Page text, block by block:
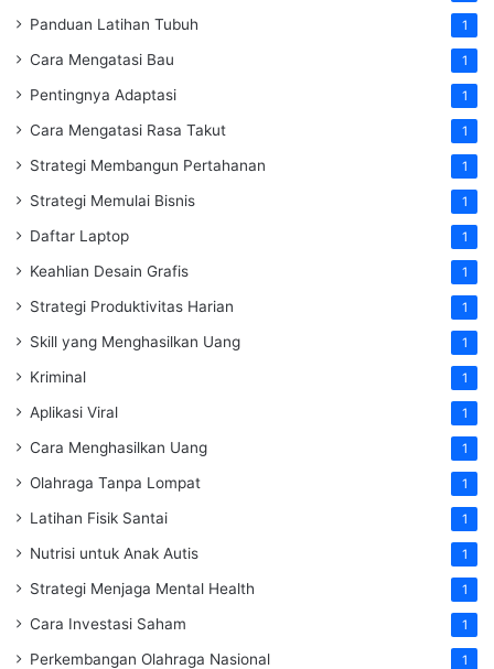
Panduan Latihan Tubuh 1
Cara Mengatasi Bau 1
Pentingnya Adaptasi 1
Cara Mengatasi Rasa Takut 1
Strategi Membangun Pertahanan 1
Strategi Memulai Bisnis 1
Daftar Laptop 1
Keahlian Desain Grafis 1
Strategi Produktivitas Harian 1
Skill yang Menghasilkan Uang 1
Kriminal 1
Aplikasi Viral 1
Cara Menghasilkan Uang 1
Olahraga Tanpa Lompat 1
Latihan Fisik Santai 1
Nutrisi untuk Anak Autis 1
Strategi Menjaga Mental Health 1
Cara Investasi Saham 1
Perkembangan Olahraga Nasional 1